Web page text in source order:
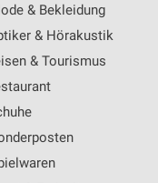
& Bekleidung
& Hörakustik
& Tourismus